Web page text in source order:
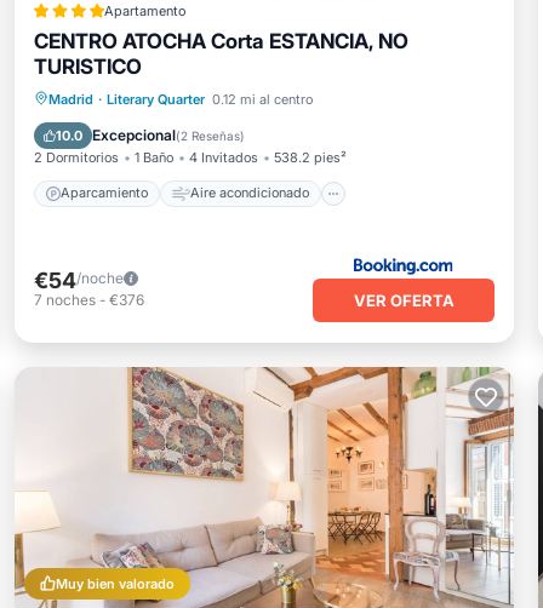
Apartamento
CENTRO ATOCHA Corta ESTANCIA, NO
TURISTICO
Madrid · Literary Quarter 0.12 mi al centro
10.0 Excepcional(2 Reseñas)
2 Dormitorios 1 Baño 4 Invitados 538.2 pies²
Aparcamiento Aire acondicionado
Aparcamiento
Aire acondicionado
Internet
Apto para niños
€54/noche
7 noches - €376 VER OFERTA
Muy bien valorado